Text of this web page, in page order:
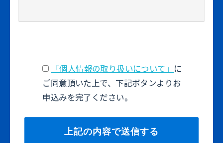
「個人情報の取り扱いについて」 に
ご同意頂いた上で、下記ボタンよりお
申込みを完了ください。